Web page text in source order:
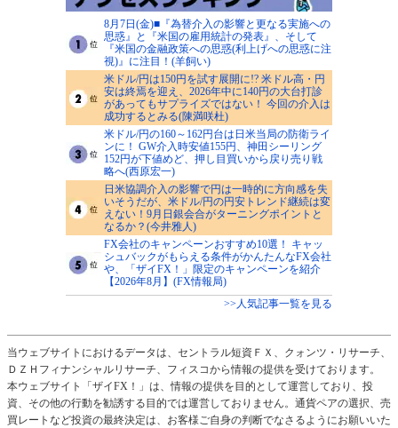
8月7日(金)■『為替介入の影響と更なる実施への
思惑』と『米国の雇用統計の発表』、そして
『米国の金融政策への思惑(利上げへの思惑に注
視)』に注目！(羊飼い)
米ドル/円は150円を試す展開に!? 米ドル高・円
安は終焉を迎え、2026年中に140円の大台打診
があってもサプライズではない！ 今回の介入は
成功するとみる(陳満咲杜)
米ドル/円の160～162円台は日米当局の防衛ライ
ンに！ GW介入時安値155円、神田シーリング
152円が下値めど、押し目買いから戻り売り戦
略へ(西原宏一)
日米協調介入の影響で円は一時的に方向感を失
いそうだが、米ドル/円の円安トレンド継続は変
えない！9月日銀会合がターニングポイントと
なるか？(今井雅人)
FX会社のキャンペーンおすすめ10選！ キャッ
シュバックがもらえる条件がかんたんなFX会社
や、「ザイFX！」限定のキャンペーンを紹介
【2026年8月】(FX情報局)
>>人気記事一覧を見る
当ウェブサイトにおけるデータは、セントラル短資ＦＸ、クォンツ・リサーチ、
ＤＺＨフィナンシャルリサーチ、フィスコから情報の提供を受けております。
本ウェブサイト「ザイFX！」は、情報の提供を目的として運営しており、投
資、その他の行動を勧誘する目的では運営しておりません。通貨ペアの選択、売
買レートなど投資の最終決定は、お客様ご自身の判断でなさるようにお願いいた